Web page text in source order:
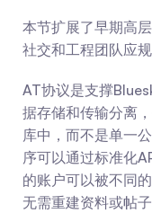
本节扩展了早期高
社交和工程团队应规
AT协议是支撑
据存储和传输分离
库中，而不是单一
序可以通过标准化
的账户可以被不同
无需重建资料或帖子